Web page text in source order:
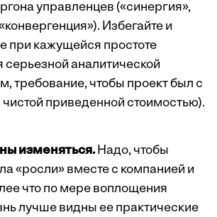
управленцев («синергия»,
Избегайте и
при кажущейся простоте
аналитической
требование, чтобы проект был с
приведенной стоимостью).
изменяться.Надо, чтобы
«росли» вместе с компанией и
что по мере воплощения
лучше видны ее практические